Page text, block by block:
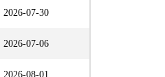
2026-07-30
2026-07-06
2026-08-01